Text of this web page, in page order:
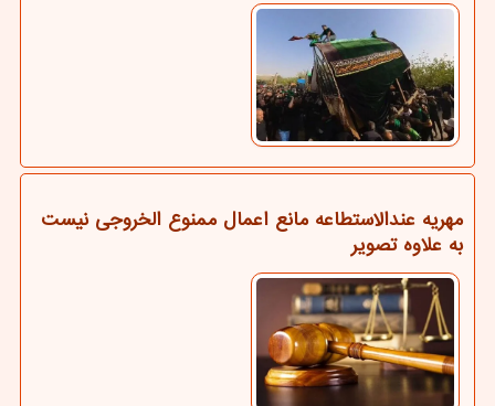
مهریه عندالاستطاعه مانع اعمال ممنوع الخروجی نیست
به علاوه تصویر